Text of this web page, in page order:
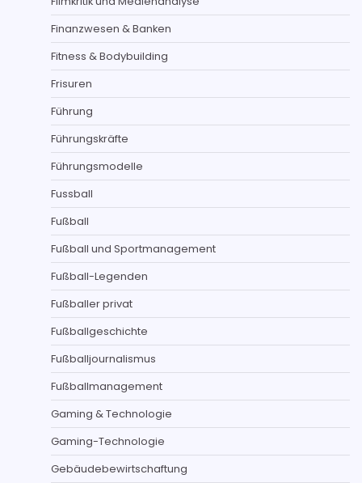
Finanzwesen & Banken
Fitness & Bodybuilding
Frisuren
Führung
Führungskräfte
Führungsmodelle
Fussball
Fußball
Fußball und Sportmanagement
Fußball-Legenden
Fußballer privat
Fußballgeschichte
Fußballjournalismus
Fußballmanagement
Gaming & Technologie
Gaming-Technologie
Gebäudebewirtschaftung